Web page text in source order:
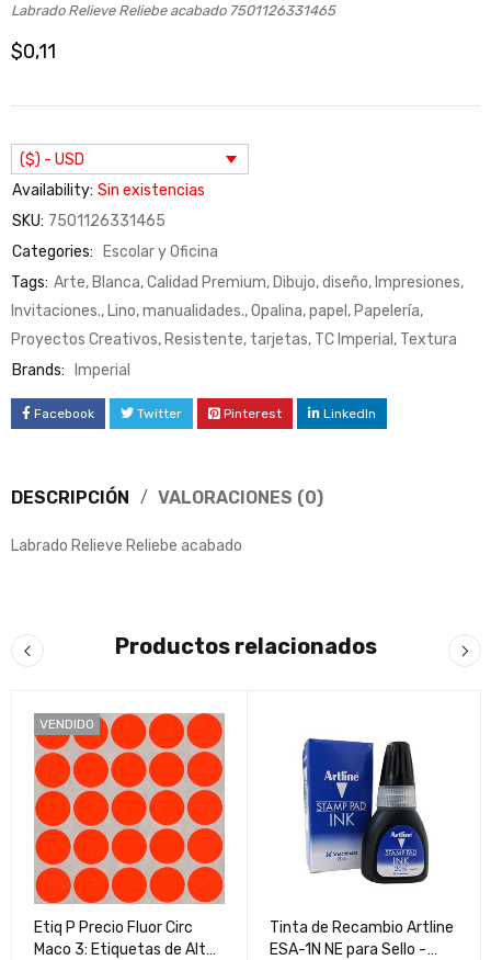
Labrado Relieve Reliebe acabado 7501126331465
$0,11
($) - USD
Availability: Sin existencias
SKU: 7501126331465
Categories:
Escolar y Oficina
Tags: Arte, Blanca,Calidad Premium, Dibujo,diseño, Impresiones,
Invitaciones., Lino,manualidades.,Opalina,papel , Papelería,
Proyectos Creativos, Resistente, tarjetas, TC Imperial , Textura
Brands:
Imperial
Facebook Twitter Pinterest LinkedIn
DESCRIPCIÓN VALORACIONES (0)
Labrado Relieve Reliebe acabado
Productos relacionados
VENDIDO
Etiq P Precio Fluor Circ
Maco 3: Etiquetas de Alta
Tinta de Recambio Artline
ESA-1N NE para Sello -